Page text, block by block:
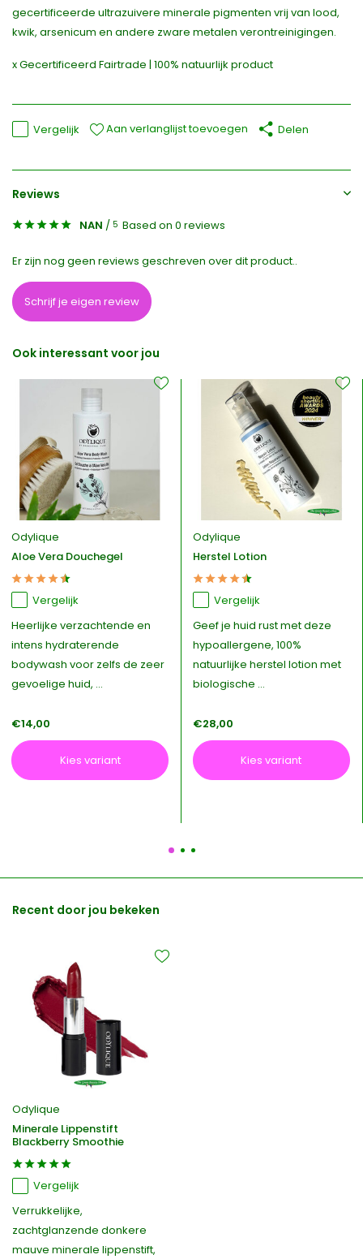
gecertificeerde ultrazuivere minerale pigmenten vrij van lood,
kwik, arsenicum en andere zware metalen verontreinigingen.
x Gecertificeerd Fairtrade | 100% natuurlijk product
Vergelijk Aan verlanglijst toevoegen Delen
Reviews
NAN / 5 Based on 0 reviews
Er zijn nog geen reviews geschreven over dit product..
Schrijf je eigen review
Ook interessant voor jou
Odylique
Aloe Vera Douchegel
Vergelijk
Heerlijke verzachtende en
intens hydraterende
bodywash voor zelfs de zeer
gevoelige huid, ...
€14,00
Kies variant
Odylique
Herstel Lotion
Vergelijk
Geef je huid rust met deze
hypoallergene, 100%
natuurlijke herstel lotion met
biologische ...
€28,00
Kies variant
Recent door jou bekeken
Odylique
Minerale Lippenstift
Blackberry Smoothie
Vergelijk
Verrukkelijke,
zachtglanzende donkere
mauve minerale lippenstift,